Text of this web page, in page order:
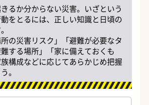
るか分からない災害。いざという
をとるには、正しい知識と日頃の
所の災害リスク」「避難が必要なタ
する場所」「家に備えておくも
構成などに応じてあらかじめ把握
。